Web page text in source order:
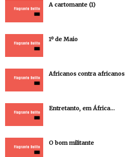
A cartomante (1)
1º de Maio
Africanos contra africanos
Entretanto, em África…
O bom militante